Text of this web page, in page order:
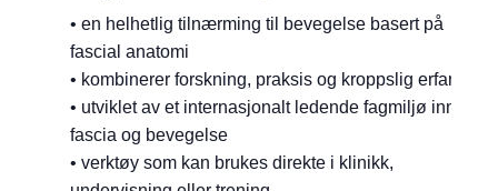
• en helhetlig tilnærming til bevegelse basert på
fascial anatomi
• kombinerer forskning, praksis og kroppslig erfaring
• utviklet av et internasjonalt ledende fagmiljø innen
fascia og bevegelse
• verktøy som kan brukes direkte i klinikk,